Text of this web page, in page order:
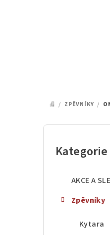
DOMŮ
/ ZPĚVNÍKY /
P
Přeskočit
Kategorie
AKCE A
Zpěvníky
Kytara